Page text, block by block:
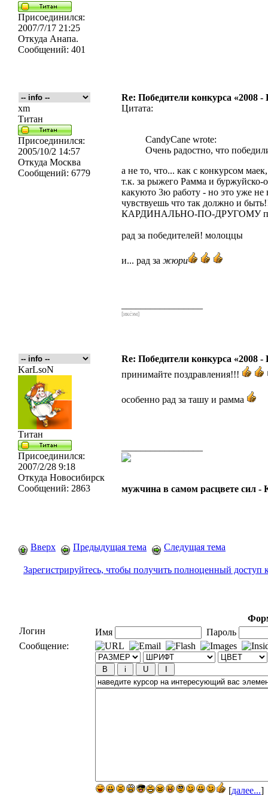
Присоединился:
2007/7/17 21:25
Откуда Анапа.
Сообщений: 401
Re: Победители конкурса «2008
xm
Титан
Присоединился:
2005/10/2 14:57
Откуда Москва
Сообщений: 6779
Цитата:
CandyCane wrote:
Очень радостно, что
а не то, что... как с конкурсом
т.к. за рыжего Рамма и буржуйско-
какуюто 3ю работу - но это уже не
чувствуешь что так должно и
КАРДИНАЛЬНО-ПО-ДРУГОМУ
рад за победителей! молоццы
и... рад за жюри
[икс́эм]
Re: Победители конкурса «2008
KarLsoN
Титан
Присоединился:
2007/2/28 9:18
Откуда Новосибирск
Сообщений: 2863
принимайте поздравления!!!
особенно рад за ташу и рамма
мужчина в самом расцвете сил -
Вверх Предыдущая тема Следущая тема
Зарегистрируйтесь, чтобы получить полноценный доступ
Логин
Имя
Пароль
Сообщение:
[далее...]